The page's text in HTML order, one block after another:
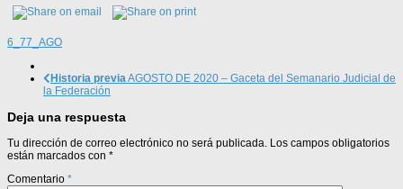
6_77_AGO
Historia previaAGOSTO DE 2020 – Gaceta del Semanario Judicial de
la Federación
Deja una respuesta
Tu dirección de correo electrónico no será publicada. Los campos obligatorios
están marcados con *
Comentario *